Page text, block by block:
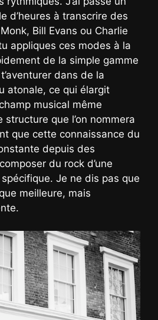
d’heures à transcrire des
Bill Evans ou Charlie
appliques ces modes à la
de la simple gamme
dans de la
atonale, ce qui élargit
musical même
structure que l’on nommera
que cette connaissance du
depuis des
du rock d’une
Je ne dis pas que
meilleure, mais